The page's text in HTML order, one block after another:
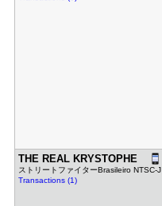
THE REAL K​RYSTOPHE
ストリートファイターBrasileiro NTSC-J
Transactions (1)